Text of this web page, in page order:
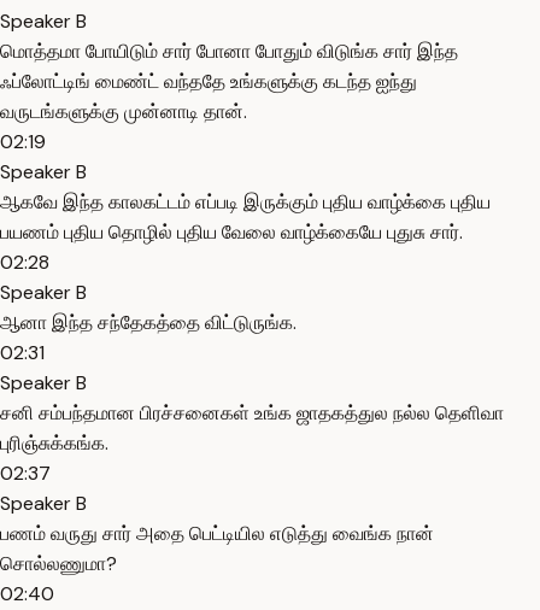
Speaker B
மொத்தமா போயிடும் சார் போனா போதும் விடுங்க சார் இந்த
ஃப்லோட்டிங் மைண்ட் வந்ததே உங்களுக்கு கடந்த ஐந்து
வருடங்களுக்கு முன்னாடி தான்.
02:19
Speaker B
ஆகவே இந்த காலகட்டம் எப்படி இருக்கும் புதிய வாழ்க்கை புதிய
பயணம் புதிய தொழில் புதிய வேலை வாழ்க்கையே புதுசு சார்.
02:28
Speaker B
ஆனா இந்த சந்தேகத்தை விட்டுருங்க.
02:31
Speaker B
சனி சம்பந்தமான பிரச்சனைகள் உங்க ஜாதகத்துல நல்ல தெளிவா
புரிஞ்சுக்கங்க.
02:37
Speaker B
பணம் வருது சார் அதை பெட்டியில எடுத்து வைங்க நான்
சொல்லணுமா?
02:40